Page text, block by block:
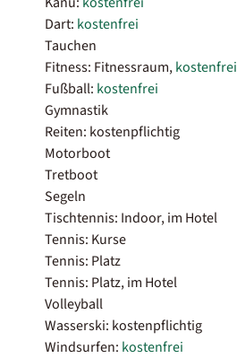
Dart: kostenfrei
Tauchen
Fitness: Fitnessraum,kostenfrei
Fußball: kostenfrei
Gymnastik
Reiten: kostenpflichtig
Motorboot
Tretboot
Segeln
Tischtennis: Indoor, im Hotel
Tennis: Kurse
Tennis: Platz
Tennis: Platz, im Hotel
Volleyball
Wasserski: kostenpflichtig
Windsurfen: kostenfrei